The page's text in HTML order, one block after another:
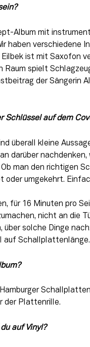
Album mit
haben verschiedene
Eilbek ist mit Saxofon
Raum spielt
der Sängerin
Schlüssel auf dem
überall kleine
darüber nachdenken,
man den richtigen
oder umgekehrt.
für 16 Minuten pro
nicht an die
über solche Dinge
auf Schallplattenlänge.
der Plattenrille.
auf Vinyl?